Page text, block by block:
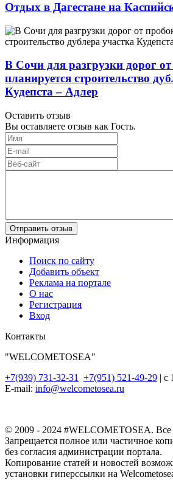
Отдых в Дагестане на
В Сочи для разгрузки дорог
планируется строительство
Кудепста – Адлер
Оставить отзыв
Вы оставляете отзыв как Гость.
Отправить отзыв
Информация
Поиск по сайту
Добавить объект
Реклама на портале
О нас
Регистрация
Вход
Контакты
"WELCOMETOSEA"
+7(939) 731-32-31
+7(951) 521-49-29 | с
E-mail: info@welcometosea.ru
© 2009 - 2024 #WELCOMETOSEA.
Запрещается полное или частичное
без согласия администрации портала.
Копирование статей и новостей
установки гиперссылки на